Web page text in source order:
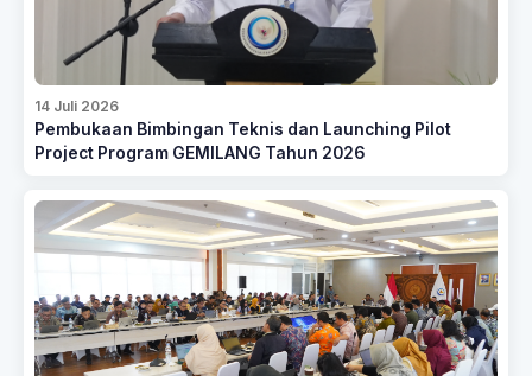
14 Juli 2026
Pembukaan Bimbingan Teknis dan Launching Pilot
Project Program GEMILANG Tahun 2026